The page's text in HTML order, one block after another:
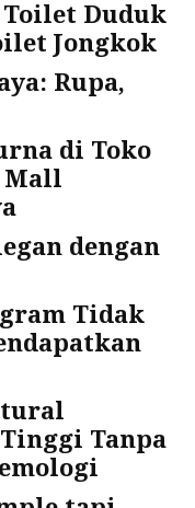
Duduk
Jongkok
Rupa,
di Toko
Mall
dengan
Tidak
Tanpa